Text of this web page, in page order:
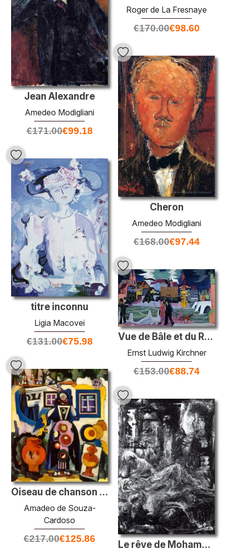
Roger de La Fresnaye
€170.00€98.60
Jean Alexandre
Amedeo Modigliani
€171.00€99.18
Cheron
Amedeo Modigliani
€168.00€97.44
titre inconnu
Ligia Macovei
€131.00€75.98 Vue de Bâle et du Rhin
Ernst Ludwig Kirchner
€153.00€88.74
Oiseau de chanson populaire et Brésil
Amadeo de Souza-
Cardoso
€217.00€125.86
Le rêve de Mohammed